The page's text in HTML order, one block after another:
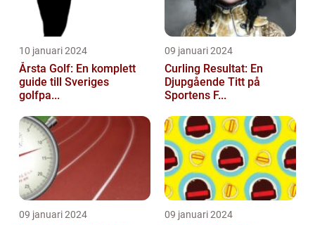
10 januari 2024
Årsta Golf: En komplett
guide till Sveriges
golfpa...
09 januari 2024
Curling Resultat: En
Djupgående Titt på
Sportens F...
09 januari 2024 09 januari 2024